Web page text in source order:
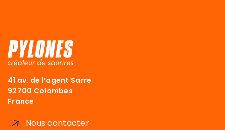
41 av. de l’agent Sarre
92700 Colombes
France
Nous contacter